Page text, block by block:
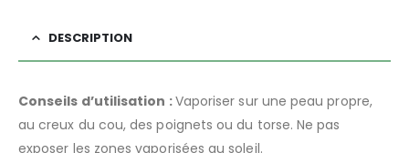
DESCRIPTION
Conseils d’utilisation :Vaporiser sur une peau propre,
au creux du cou, des poignets ou du torse. Ne pas
exposer les zones vaporisées au soleil.